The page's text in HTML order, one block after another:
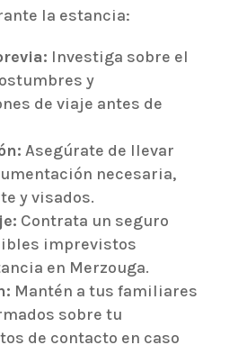
la estancia:
Investiga sobre el
y
de viaje antes de
Asegúrate de llevar
necesaria,
y visados.
Contrata un seguro
imprevistos
en Merzouga.
Mantén a tus familiares
sobre tu
de contacto en caso